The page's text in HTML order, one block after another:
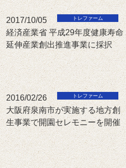
2017/10/05
経済産業省 平成29年度健康寿命
延伸産業創出推進事業に採択
2016/02/26
大阪府泉南市が実施する地方創
生事業で開園セレモニーを開催